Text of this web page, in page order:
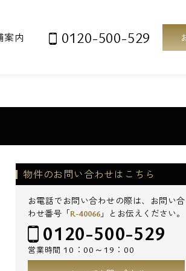
案内 0120-500-529
物件のお問い合わせはこちら
お電話でお問い合わせの際は、お問い合
わせ番号「R-40066 」とお伝えください。
0120-500-529
営業時間 10：00～19：00